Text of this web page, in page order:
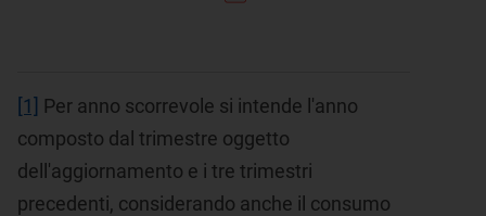
[1]
Per anno scorrevole si intende l'anno
composto dal trimestre oggetto
dell'aggiornamento e i tre trimestri
precedenti, considerando anche il consumo